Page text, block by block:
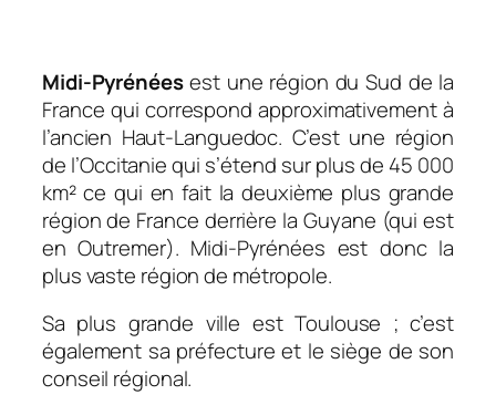
Midi-Pyrénéesest une région du Sud de la
France qui correspond approximativement à
l’ancien Haut-Languedoc. C’est une région
de l’Occitanie qui s’étend sur plus de 45 000
km² ce qui en fait la deuxième plus grande
région de France derrière la Guyane (qui est
en Outremer). Midi-Pyrénées est donc la
plus vaste région de métropole.
Sa plus grande ville est Toulouse ; c’est
également sa préfecture et le siège de son
conseil régional.